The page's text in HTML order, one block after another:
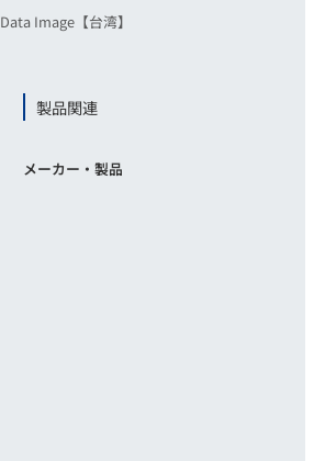
Data Image【​台湾​】
製品関連
メーカー・製品